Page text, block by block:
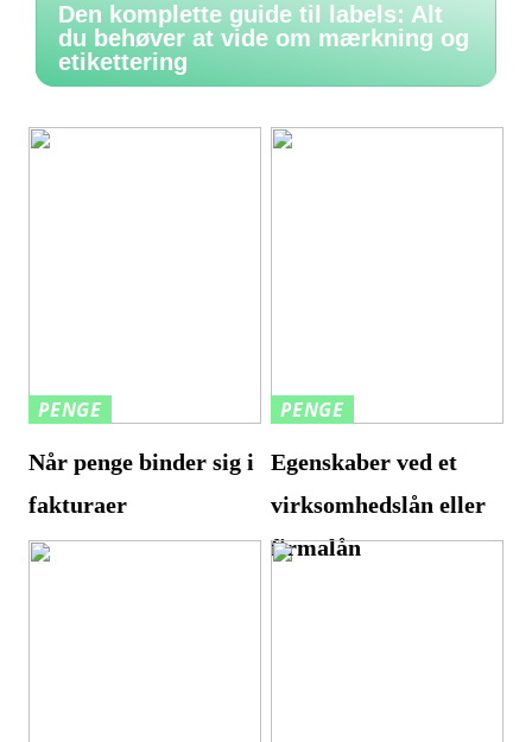
Den komplette guide til labels: Alt
du behøver at vide om mærkning og
etikettering
PENGE
Når penge binder sig i
fakturaer
PENGE
Egenskaber ved et
virksomhedslån eller
firmalån